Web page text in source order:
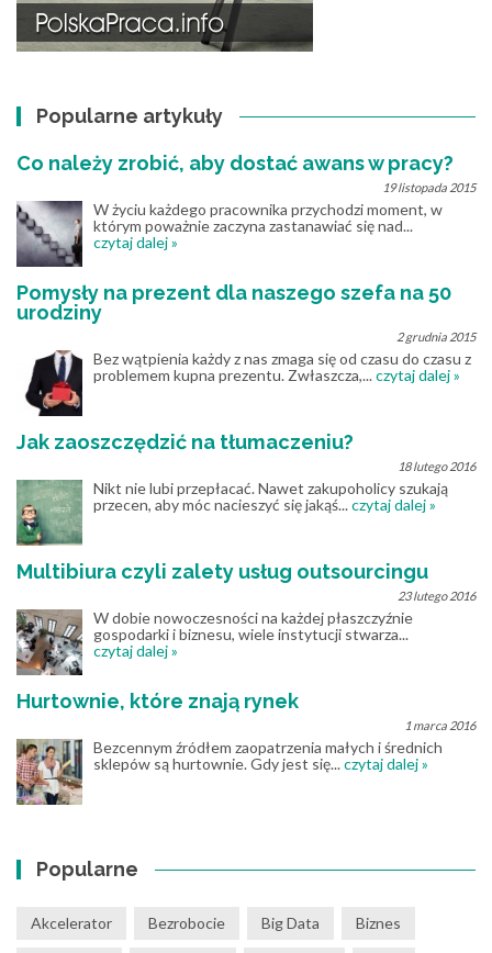
Popularne artykuły
Co należy zrobić, aby dostać awans w pracy?
19 listopada 2015
W życiu każdego pracownika przychodzi moment, w
którym poważnie zaczyna zastanawiać się nad...
czytaj dalej »
Pomysły na prezent dla naszego szefa na 50
urodziny
2 grudnia 2015
Bez wątpienia każdy z nas zmaga się od czasu do czasu z
problemem kupna prezentu. Zwłaszcza,...czytaj dalej »
Jak zaoszczędzić na tłumaczeniu?
18 lutego 2016
Nikt nie lubi przepłacać. Nawet zakupoholicy szukają
przecen, aby móc nacieszyć się jakąś...czytaj dalej »
Multibiura czyli zalety usług outsourcingu
23 lutego 2016
W dobie nowoczesności na każdej płaszczyźnie
gospodarki i biznesu, wiele instytucji stwarza...
czytaj dalej »
Hurtownie, które znają rynek
1 marca 2016
Bezcennym źródłem zaopatrzenia małych i średnich
sklepów są hurtownie. Gdy jest się...czytaj dalej »
Popularne
Akcelerator Bezrobocie Big Data Biznes